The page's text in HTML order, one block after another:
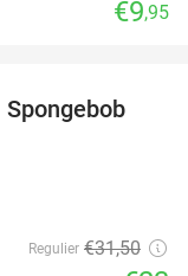
€9,95
27%
Spongebob
Regulier €31,50